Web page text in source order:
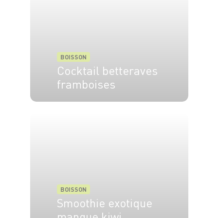
BOISSON
Cocktail betteraves
framboises
BOISSON
Smoothie exotique